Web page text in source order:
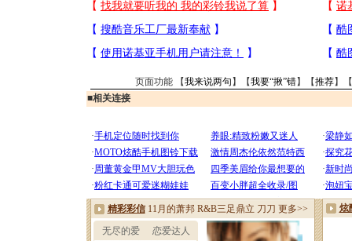
页面功能 【我来说两句 】【我要“揪”错】【推荐】
■相关连接